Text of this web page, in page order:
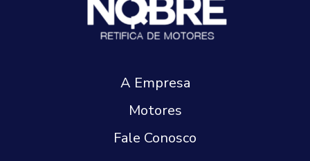
A Empresa
Motores
Fale Conosco